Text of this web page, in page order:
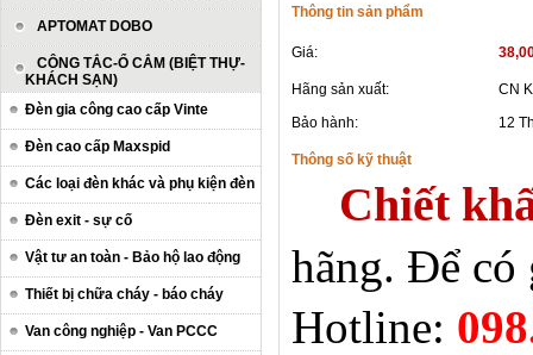
APTOMAT DOBO
CÔNG TẮC-Ổ CẮM (BIỆT THỰ-
KHÁCH SẠN)
Đèn gia công cao cấp Vinte
Đèn cao cấp Maxspid
Các loại đèn khác và phụ kiện đèn
Đèn exit - sự cố
Vật tư an toàn - Bảo hộ lao động
Thiết bị chữa cháy - báo cháy
Van công nghiệp - Van PCCC
Thông tin sản phẩm
Giá:
Hãng sản xuất:
CN
Bảo hành:
12
Thông số kỹ thuật
Chiết
hãng. Để
Hotline: